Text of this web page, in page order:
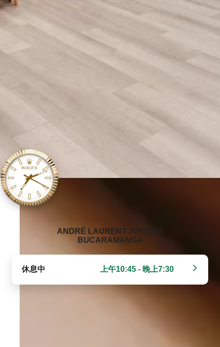
‭ANDRÉ LAURENT JOYERÍA
BUCARAMANGA‬
休息中 上午10:45 - 晚上7:30